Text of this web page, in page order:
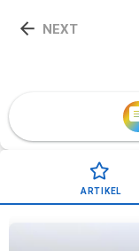
 NEXT
ARTIKEL